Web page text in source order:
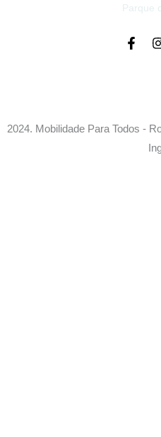
Parque
2024. Mobilidade Para Todos -